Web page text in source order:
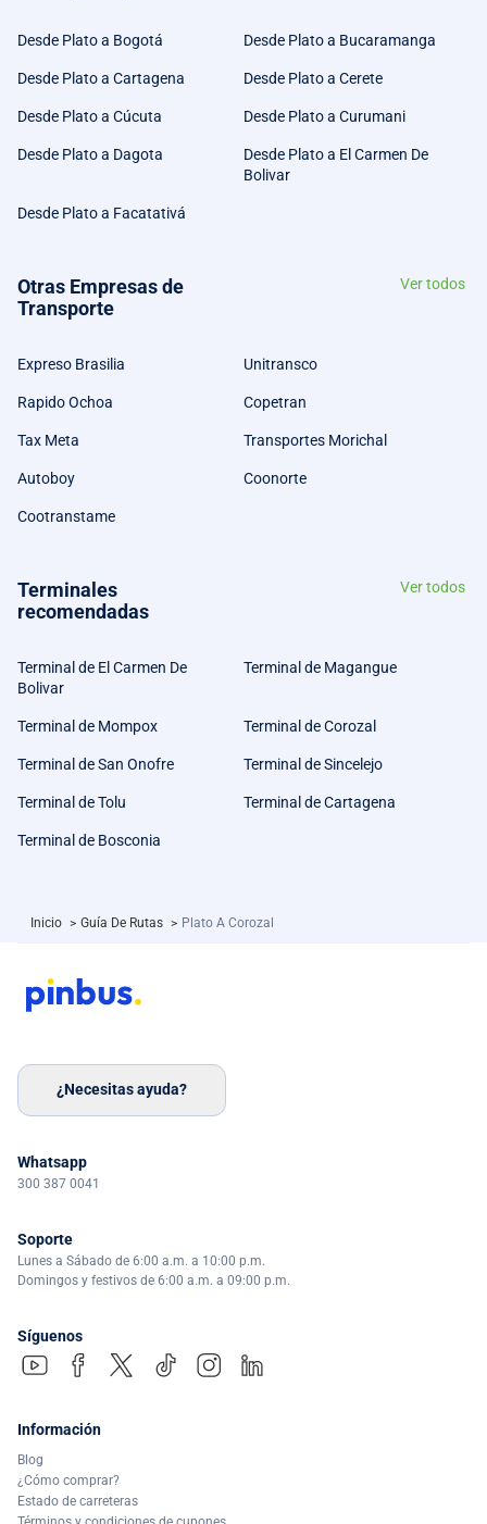
Desde Plato a Bogotá Desde Plato a Bucaramanga
Desde Plato a Cartagena Desde Plato a Cerete
Desde Plato a Cúcuta Desde Plato a Curumani
Desde Plato a Dagota
Desde Plato a El Carmen De
Bolivar
Desde Plato a Facatativá
Otras Empresas de
Transporte
Ver todos
Expreso Brasilia Unitransco
Rapido Ochoa Copetran
Tax Meta Transportes Morichal
Autoboy Coonorte
Cootranstame
Terminales
recomendadas
Ver todos
Terminal de El Carmen De
Bolivar
Terminal de Magangue
Terminal de Mompox Terminal de Corozal
Terminal de San Onofre Terminal de Sincelejo
Terminal de Tolu Terminal de Cartagena
Terminal de Bosconia
Inicio > Guía De Rutas > Plato A Corozal
¿Necesitas ayuda?
Whatsapp
300 387 0041
Soporte
Lunes a Sábado de 6:00 a.m. a 10:00 p.m.
Domingos y festivos de 6:00 a.m. a 09:00 p.m.
Síguenos
Información
Blog
¿Cómo comprar?
Estado de carreteras